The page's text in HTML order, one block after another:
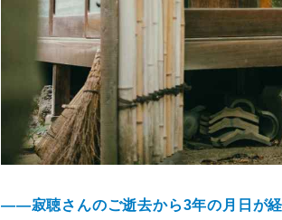
――寂聴さんのご逝去から3年の月日が